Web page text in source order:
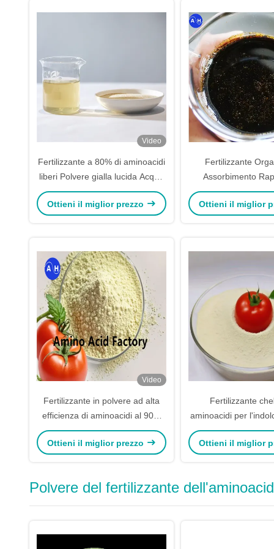
Video
Fertilizzante a 80% di aminoacidi
liberi Polvere gialla lucida Acqua
solubile per una migliore crescita
delle piante
Ottieni il miglior prezzo
Fertilizzante
Assorbimento
Stimolante
Magnesio
Ottieni il miglior
Video
Fertilizzante in polvere ad alta
efficienza di aminoacidi al 90%
per aumentare la resa delle
colture Amino Plus Fertilizzante
Ottieni il miglior prezzo
Fertilizzante
aminoacidi per
pomodori 18%
Ottieni il miglior
Polvere del fertilizzante